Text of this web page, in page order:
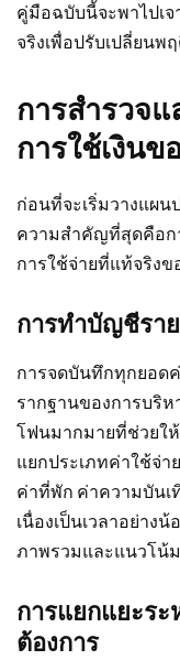
คู่มือฉบับนี้จะพาไปเ
จริงเพื่อปรับเปลี่ยนพ
การสำรวจ
การใช้เงินข
ก่อนที่จะเริ่มวางแผ
ความสำคัญที่สุดคือก
การใช้จ่ายที่แท้จริงข
การทำบัญชีรา
การจดบันทึกทุกยอดค่
รากฐานของการบริ
โฟนมากมายที่ช่วยใ
แยกประเภทค่าใช้จ่า
ค่าที่พัก ค่าความบันเ
เนื่องเป็นเวลาอย่าง
ภาพรวมและแนวโน้
การแยกแยะร
ต้องการ